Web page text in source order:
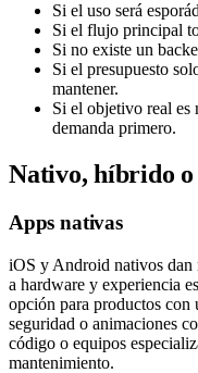
Si el uso será
Si el flujo principal
Si no existe un
Si el presupuesto
mantener.
Si el objetivo real es
demanda primero.
Nativo, híbrido o
Apps nativas
iOS y Android nativos dan
a hardware y experiencia
opción para productos con
seguridad o animaciones
código o equipos
mantenimiento.